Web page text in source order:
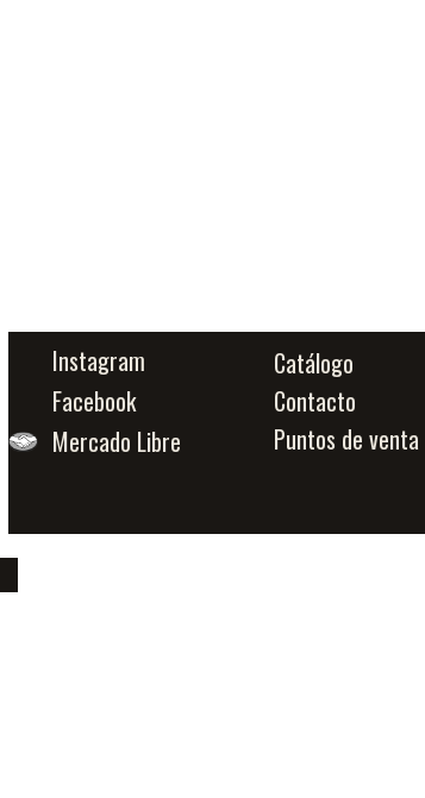
Instagram
Facebook
Mercado Libre
Catálogo
Contacto
Puntos de venta